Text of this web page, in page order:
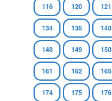
116 120 121
134 135 140
148 149 150
161 162 165
174 175 176